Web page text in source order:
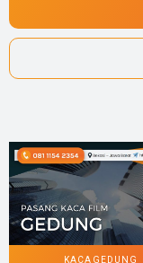
KACA GEDUNG